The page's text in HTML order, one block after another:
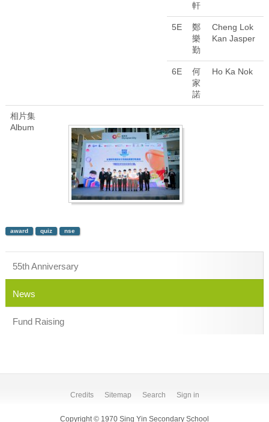
軒
5E
鄭
樂
勤
Cheng Lok
Kan Jasper
6E
何
家
諾
Ho Ka Nok
相片集
Album
award quiz nse
55th Anniversary
News
Fund Raising
Credits Sitemap Search Sign in
Copyright © 1970 Sing Yin Secondary School